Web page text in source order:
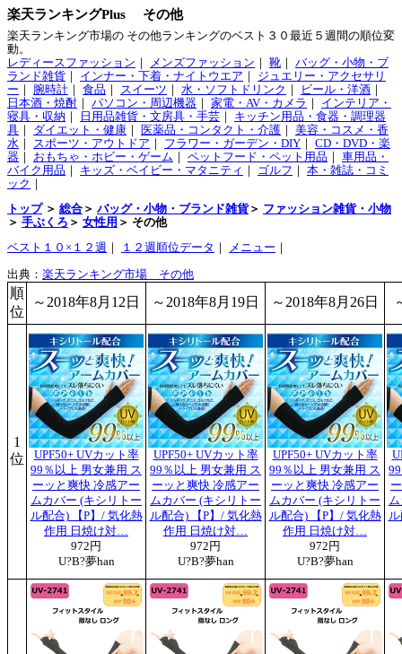
楽天ランキングPlus その他
楽天ランキング市場の その他ランキングのベスト３０最近５週間の順位変
動。
レディースファッション
メンズファッション 靴
バッグ・小物・ブ
ランド雑貨
インナー・下着・ナイトウエア
ジュエリー・アクセサリ
ー
腕時計 食品 スイーツ 水・ソフトドリンク ビール・洋酒
日本酒・焼酎
パソコン・周辺機器 家電・AV・カメラ
インテリア・
寝具・収納
日用品雑貨・文房具・手芸
キッチン用品・食器・調理器
具
ダイエット・健康 医薬品・コンタクト・介護
美容・コスメ・香
水
スポーツ・アウトドア フラワー・ガーデン・DIY
CD・DVD・楽
器
おもちゃ・ホビー・ゲーム ペットフード・ペット用品
車用品・
バイク用品
キッズ・ベイビー・マタニティ ゴルフ
本・雑誌・コミ
ック
トップ＞ 総合 ＞ バッグ・小物・ブランド雑貨＞ ファッション雑貨・小物
＞ 手ぶくろ ＞ 女性用 ＞ その他
ベスト１０×１２週 ｜ １２週順位データ ｜ メニュー ｜
出典： 楽天ランキング市場 その他
順
位
～2018年8月12日 ～2018年8月19日 ～2018年8月26日
1
位
UPF50+ UVカット率
99％以上 男女兼用 ス
ーッと爽快 冷感アー
ムカバー (キシリトー
ル配合) 【P】/ 気化熱
作用 日焼け対…
972円
U?B?夢han
UPF50+ UVカット率
99％以上 男女兼用 ス
ーッと爽快 冷感アー
ムカバー (キシリトー
ル配合) 【P】/ 気化熱
作用 日焼け対…
972円
U?B?夢han
UPF50+ UVカット率
99％以上 男女兼用 ス
ーッと爽快 冷感アー
ムカバー (キシリトー
ル配合) 【P】/ 気化熱
作用 日焼け対…
972円
U?B?夢han